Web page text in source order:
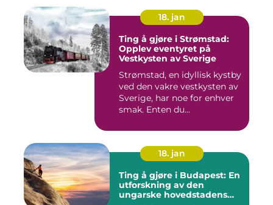
18. jan
Ting å gjøre i Strømstad:
Opplev eventyret på
Vestkysten av Sverige
Strømstad, en idyllisk kystby
ved den vakre vestkysten av
Sverige, har noe for enhver
smak. Enten du...
18. jan
Ting å gjøre i Budapest: En
utforskning av den
ungarske hovedstadens